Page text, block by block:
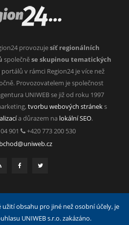
provozujesíť regionálních
společněse skupinou tematických
portálů v rámci Region24 je více než
Provozovatelem je společnost
UNIWEB se již od roku 1997
tvorbu webových stráneks
a důrazem na lokální SEO.
901
+420 773 200 530
obsahu pro jiné než osobní účely, je
UNIWEB s.r.o. zakázáno.